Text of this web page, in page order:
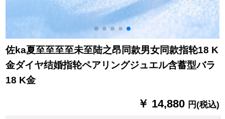
佐ka夏至至至至未至陆之昂同款男女同款指轮18 K
金ダイヤ结婚指轮ペアリングジュエル含蓄型バラ
18 K金
￥ 14,880 円(税込)